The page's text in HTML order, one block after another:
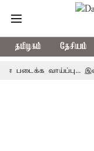
தமிழகம் தேசியம்
வாய்ப்பு... இன்றைய